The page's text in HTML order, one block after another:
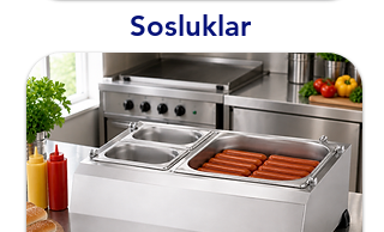
Sosluklar